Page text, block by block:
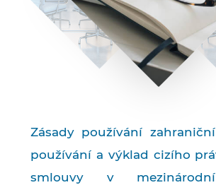
Zásady používání
používání a výklad cizího
smlouvy v